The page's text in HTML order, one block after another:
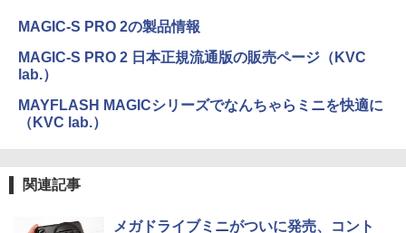
MAGIC-S PRO 2の製品情報
MAGIC-S PRO 2 日本正規流通版の販売ページ（KVC
lab.）
MAYFLASH MAGICシリーズでなんちゃらミニを快適に
（KVC lab.）
関連記事
メガドライブミニがついに発売、コント